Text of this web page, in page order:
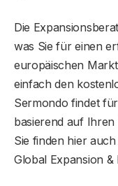
Die
was Sie für einen
europäischen
einfach den
Sermondo findet
basierend auf Ihren
Sie finden hier
Global Expansion